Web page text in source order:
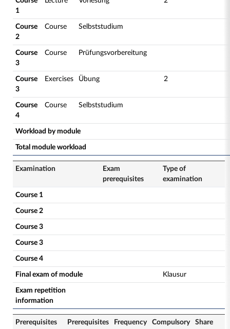
1
Course
2
Course Selbststudium
Course
3
Course Prüfungsvorbereitung
Course
3
Exercises Übung 2
Course
4
Course Selbststudium
Workload by module
Total module workload
Examination
Exam
prerequisites
Type of
examination
Course 1
Course 2
Course 3
Course 3
Course 4
Final exam of module Klausur
Exam repetition
information
Prerequisites Prerequisites Frequency Compulsory Share